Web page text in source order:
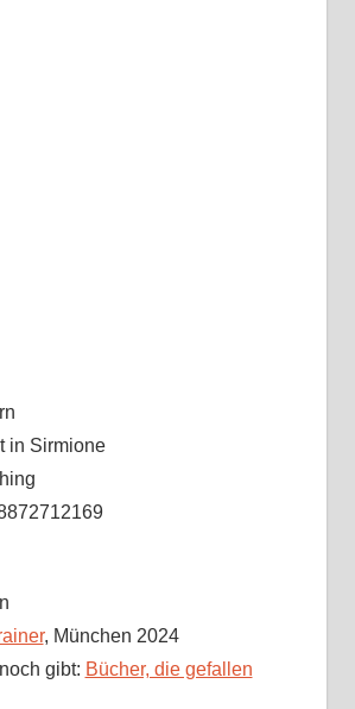
in Sirmione
, München 2024
gibt: Bücher, die gefallen